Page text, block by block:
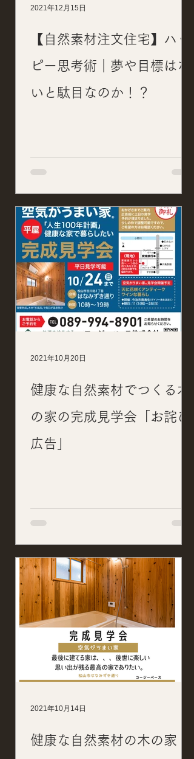
【自然素材注文住宅】ハッ
ピー思考術｜夢や目標はな
いと駄目なのか！？
2021年12月15日
健康な自然素材でつくる木
の家の完成見学会「お詫び
広告」
2021年10月20日
健康な自然素材の木の家
2021年10月14日